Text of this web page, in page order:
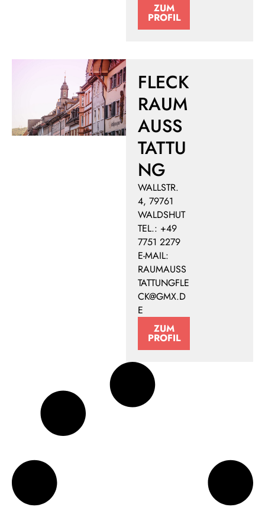
ZUM
PROFIL
FLECK
RAUM
AUSS
TATTU
NG
WALLSTR.
4, 79761
WALDSHUT
TEL.: +49
7751 2279
E-MAIL:
RAUMAUSS
TATTUNGFLE
CK@GMX.D
E
ZUM
PROFIL